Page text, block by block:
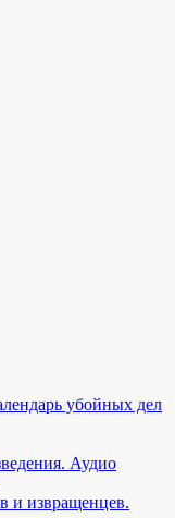
убойных дел
Аудио
и извращенцев.